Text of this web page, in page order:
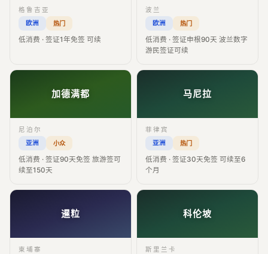
格鲁吉亚
欧洲
热门
低消费 · 签证1年免签 可续
波兰
欧洲
热门
低消费 · 签证申根90天 波兰数字
游民签证可续
加德满都
尼泊尔
亚洲
小众
低消费 · 签证90天免签 旅游签可
续至150天
马尼拉
菲律宾
亚洲
热门
低消费 · 签证30天免签 可续至6
个月
暹粒
柬埔寨
科伦坡
斯里兰卡